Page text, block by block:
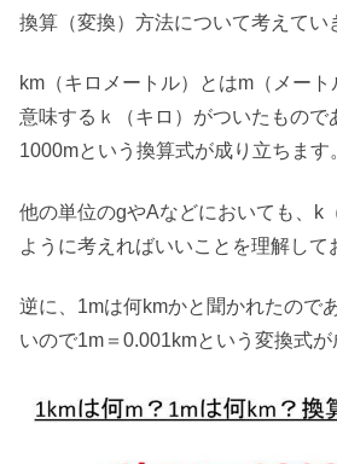
換算（変換）方法について考えてい
km（キロメートル）とはm（メー
意味するｋ（キロ）がついたもので
1000mという換算式が成り立ちます
他の単位のgやAなどにおいても、k
ように考えればいいことを理解して
逆に、1mは何kmかと聞かれたので
いので1m＝0.001kmという変換式が